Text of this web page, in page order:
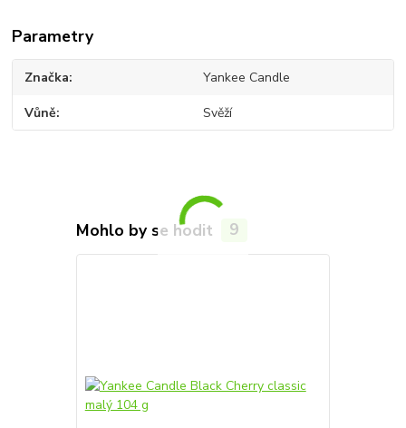
Parametry
Značka Yankee Candle
Vůně Svěží
Mohlo by se hodit 9